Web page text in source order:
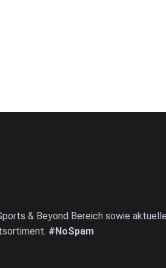
& Beyond Bereich sowie
#NoSpam